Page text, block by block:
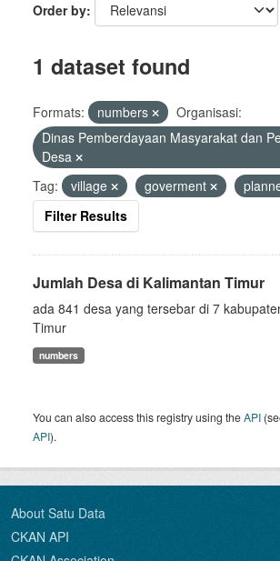
Order by
1 dataset found
Formats: numbers
Organisasi:
Dinas Pemberdayaan Masyarakat dan
Desa
Tag:
village goverment
Filter Results
Jumlah Desa di Kalimantan Timur
ada 841 desa yang tersebar di 7
Timur
numbers
You can also access this registry using theAPI
API).
About Satu Data
CKAN API